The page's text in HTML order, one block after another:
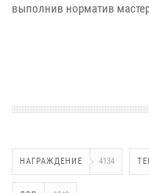
выполнив норматив
НАГРАЖДЕНИЕ 4134